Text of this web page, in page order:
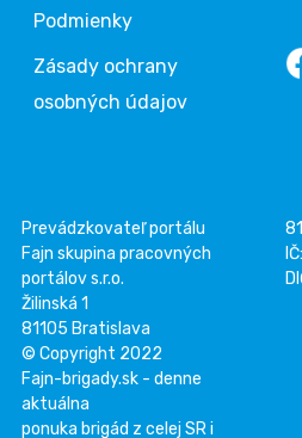
Podmienky
Zásady ochrany
osobných údajov
Prevádzkovateľ portálu
Fajn skupina pracovných
portálov s.r.o.
Žilinská 1
81105 Bratislava
© Copyright 2022
Fajn-brigady.sk - denne
aktuálna
ponuka brigád z celej SR i